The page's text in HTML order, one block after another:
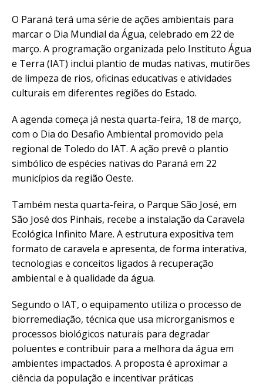
O Paraná terá uma série de ações ambientais para
marcar o Dia Mundial da Água, celebrado em 22 de
março. A programação organizada pelo Instituto Água
e Terra (IAT) inclui plantio de mudas nativas, mutirões
de limpeza de rios, oficinas educativas e atividades
culturais em diferentes regiões do Estado.
A agenda começa já nesta quarta-feira, 18 de março,
com o Dia do Desafio Ambiental promovido pela
regional de Toledo do IAT. A ação prevê o plantio
simbólico de espécies nativas do Paraná em 22
municípios da região Oeste.
Também nesta quarta-feira, o Parque São José, em
São José dos Pinhais, recebe a instalação da Caravela
Ecológica Infinito Mare. A estrutura expositiva tem
formato de caravela e apresenta, de forma interativa,
tecnologias e conceitos ligados à recuperação
ambiental e à qualidade da água.
Segundo o IAT, o equipamento utiliza o processo de
biorremediação, técnica que usa microrganismos e
processos biológicos naturais para degradar
poluentes e contribuir para a melhora da água em
ambientes impactados. A proposta é aproximar a
ciência da população e incentivar práticas